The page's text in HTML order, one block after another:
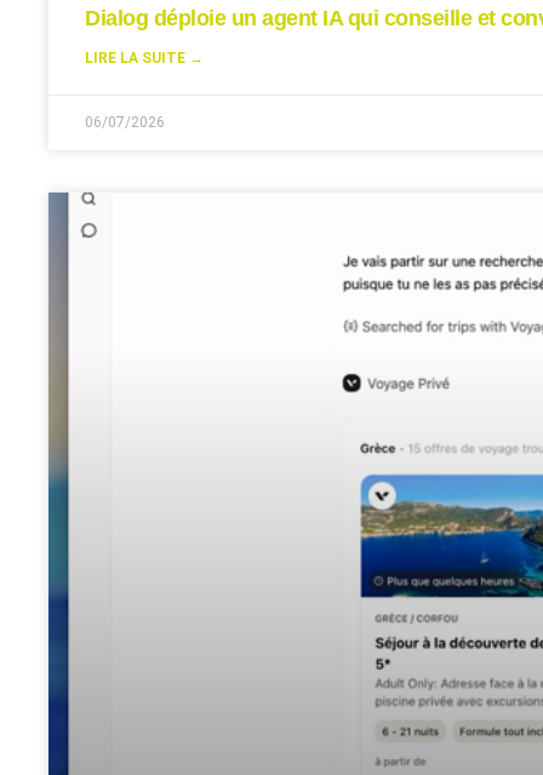
Dialog déploie un agent IA qui conseille et
LIRE LA SUITE →
06/07/2026